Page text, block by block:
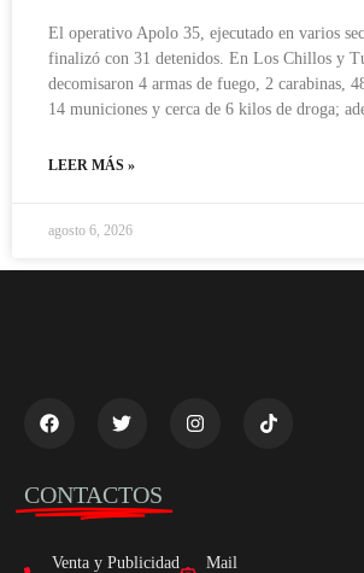
El operativo Apolo 35, ejecutado en varios
finalizó con 31 detenidos. En Los Chillos y
decomisaron 4 armas de fuego, 2 carabinas,
14 municiones y cerca de 6 kilos de droga;
LEER MÁS »
agosto 6, 2026
CONTACTOS
Venta y Publicidad
Mail